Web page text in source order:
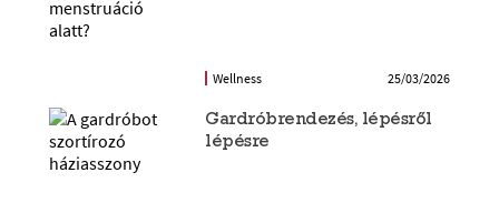
Wellness 25/03/2026
Gardróbrendezés, lépésről
lépésre